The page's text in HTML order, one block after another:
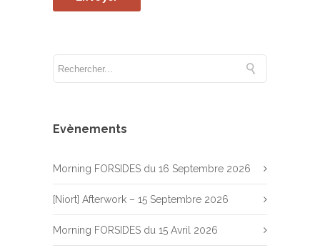
Evènements
Morning FORSIDES du 16 Septembre 2026
[Niort] Afterwork – 15 Septembre 2026
Morning FORSIDES du 15 Avril 2026